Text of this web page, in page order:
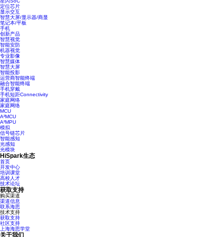
定位芯片
显示交互
智慧大屏/显示器/商显
笔记本/平板
手机
创新产品
智慧视觉
智能安防
机器视觉
专业影像
智慧媒体
智慧大屏
智能投影
运营商智能终端
融合智能终端
手机穿戴
手机短距Connectivity
家庭网络
家庭网络
MCU
A²MCU
A²MPU
模拟
信号链芯片
智能感知
光感知
光模块
HiSpark生态
首页
开发中心
培训课堂
高校人才
技术论坛
获取支持
购买渠道
渠道信息
联系海思
技术支持
获取支持
社区支持
上海海思学堂
关于我们